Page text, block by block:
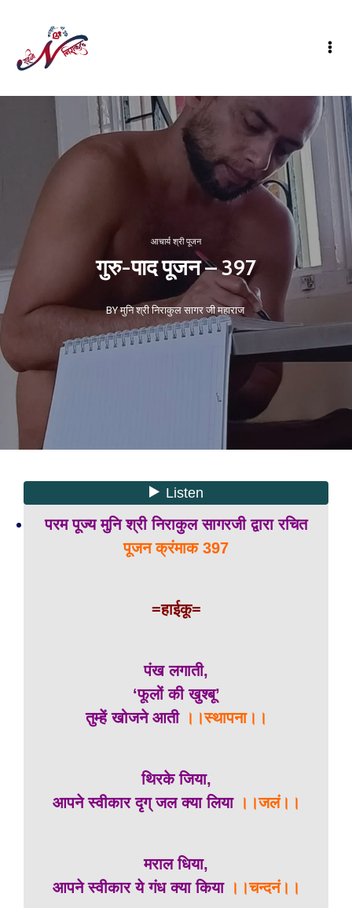
आचार्य श्री पूजन
गुरु-पाद पूजन – 397
BY मुनि श्री निराकुल सागर जी महाराज
परम पूज्य मुनि श्री निराकुल सागरजी द्वारा रचित
पूजन क्रंमाक 397
=हाईकू=
पंख लगाती,
‘फूलों की खुश्बू’
तुम्हें खोजने आती।।स्थापना।।
थिरके जिया,
आपने स्वीकार दृग् जल क्या लिया।।जलं।।
मराल धिया,
आपने स्वीकार ये गंध क्या किया ।।चन्दनं।।